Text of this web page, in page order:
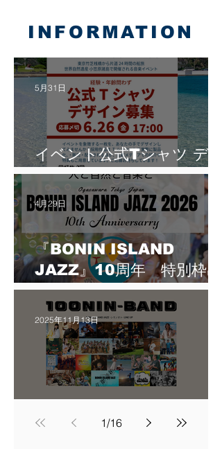
INFORMATION
イベント公式Tシャツ デザ
イン募集！
5月31日
『BONIN ISLAND
JAZZ』10周年 特別枠出
演者公募開始／出演者第一
弾発表
4月29日
2025年11月13日
1/16